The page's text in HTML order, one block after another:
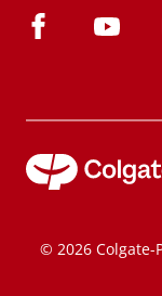
© 2026 Colgate-